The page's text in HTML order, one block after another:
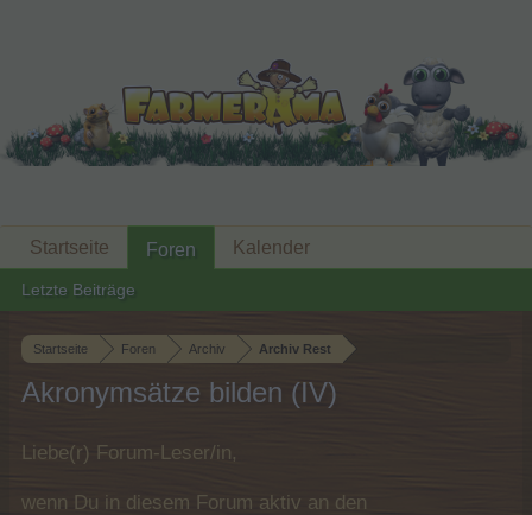
Startseite Foren Archiv Archiv Rest
Akronymsätze bilden (IV)
Liebe(r) Forum-Leser/in,
wenn Du in diesem Forum aktiv an den
Startseite Foren
Letzte Beiträge
Kalender